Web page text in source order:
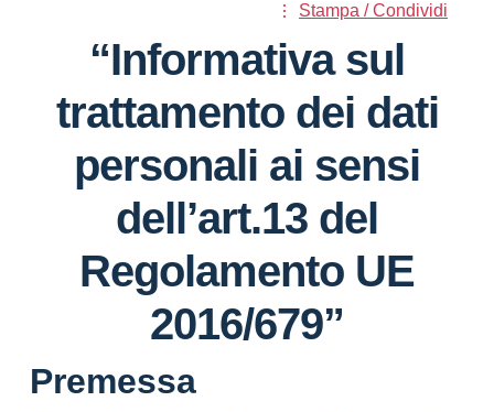
Stampa / Condividi
“Informativa sul
trattamento dei dati
personali ai sensi
dell’art.13 del
Regolamento UE
2016/679”
Premessa